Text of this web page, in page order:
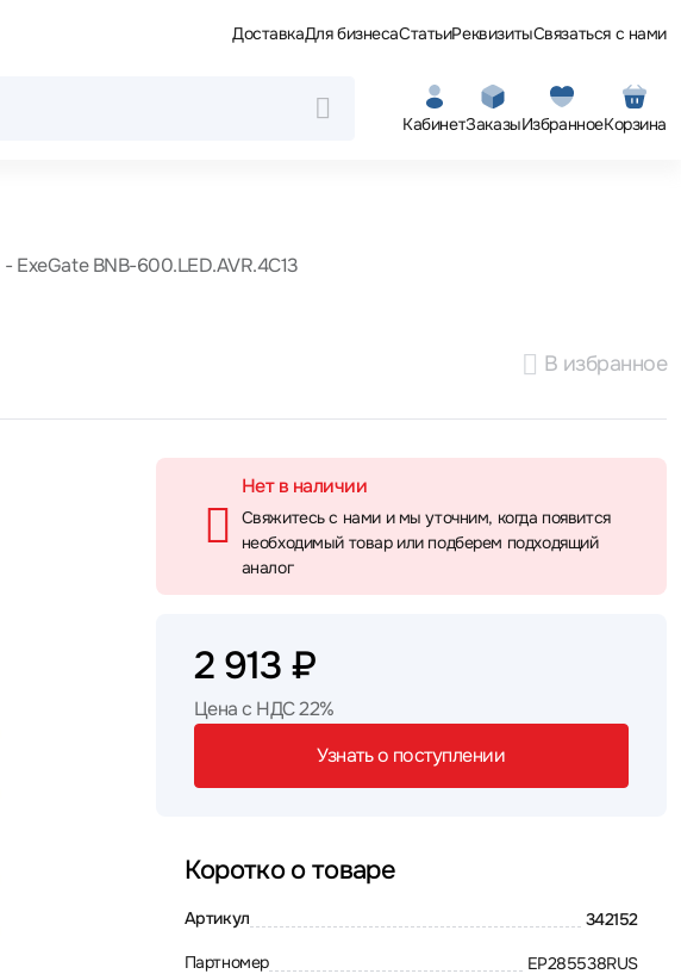
ДоставкаДля бизнесаСтатьиРеквизитыСвязаться с нами
КабинетЗаказыИзбранноеКорзина
ExeGate BNB-600.LED.AVR.4C13
В избранное
Нет в наличии
Свяжитесь с нами и мы уточним, когда появится
необходимый товар или подберем подходящий
аналог
2 913 ₽
Цена с НДС 22%
Узнать о поступлении
Коротко о товаре
Артикул 342152
Партномер EP285538RUS